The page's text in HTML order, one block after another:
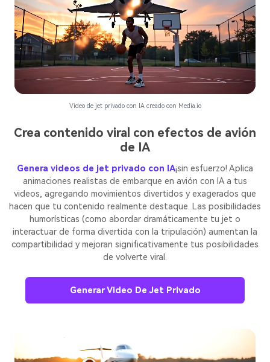
Crea contenido viral con efectos de avión
de IA
Genera videos de jet privado con IA¡sin esfuerzo! Aplica
animaciones realistas de embarque en avión con IA a tus
videos, agregando movimientos divertidos y exagerados que
hacen que tu contenido realmente destaque. Las posibilidades
humorísticas (como abordar dramáticamente tu jet o
interactuar de forma divertida con la tripulación) aumentan la
compartibilidad y mejoran significativamente tus posibilidades
de volverte viral.
Generar Video De Jet Privado
Video de jet privado con IA creado con Media.io